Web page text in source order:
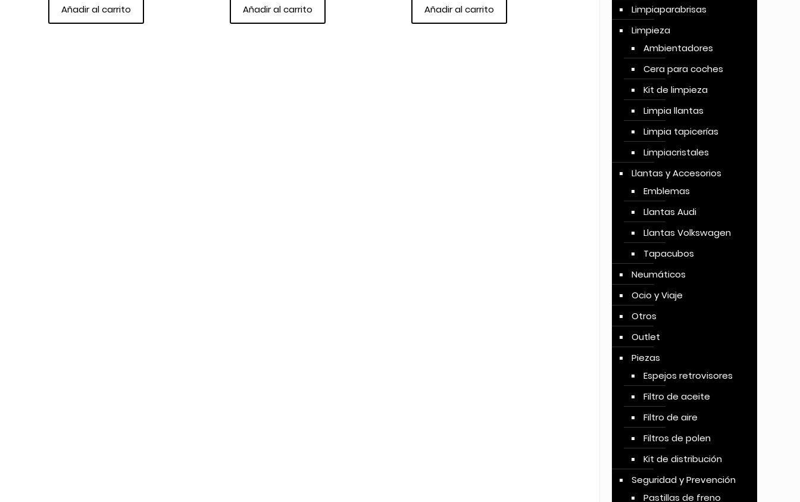
Añadir al carrito Añadir al carrito Añadir al carrito
Limpiaparabrisas
Limpieza
Ambientadores
Cera para coches
Kit de limpieza
Limpia llantas
Limpia tapicerías
Limpiacristales
Llantas y Accesorios
Emblemas
Llantas Audi
Llantas Volkswagen
Tapacubos
Neumáticos
Ocio y Viaje
Otros
Outlet
Piezas
Espejos retrovisores
Filtro de aceite
Filtro de aire
Filtros de polen
Kit de distribución
Seguridad y Prevención
Pastillas de freno